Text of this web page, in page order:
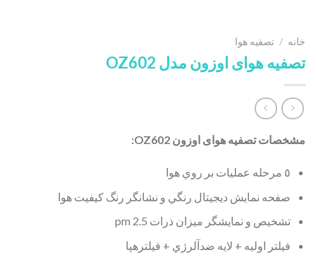
خانه / تصفیه هوا
تصفیه هوای اوزون مدل OZ602
مشخصات تصفیه هوای اوزون OZ602:
٥ مرحله عمليات بر روي هوا
صفحه نمايش ديجيتال رنگي و نشانگر رنگ كيفيت هوا
تشخيص و نمايشگر ميزان ذرات pm 2.5
فيلتر اوليه + لايه ضدآلرژي + فيلترهپا